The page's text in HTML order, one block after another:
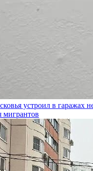
устроил в гаражах
мигрантов